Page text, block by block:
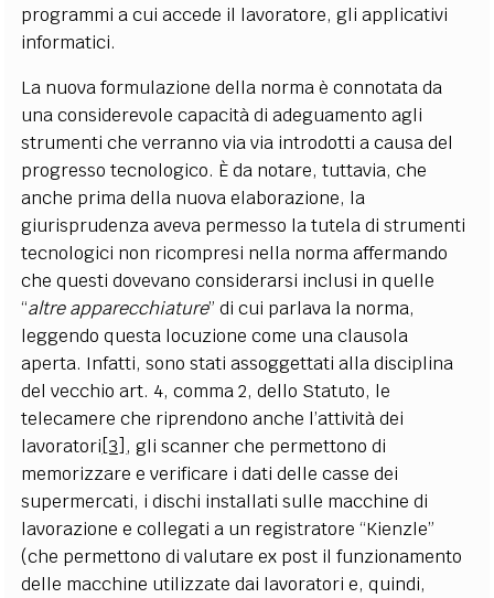
programmi a cui accede il lavoratore, gli applicativi
informatici.
La nuova formulazione della norma è connotata da
una considerevole capacità di adeguamento agli
strumenti che verranno via via introdotti a causa del
progresso tecnologico. È da notare, tuttavia, che
anche prima della nuova elaborazione, la
giurisprudenza aveva permesso la tutela di strumenti
tecnologici non ricompresi nella norma affermando
che questi dovevano considerarsi inclusi in quelle
“altre apparecchiature” di cui parlava la norma,
leggendo questa locuzione come una clausola
aperta. Infatti, sono stati assoggettati alla disciplina
del vecchio art. 4, comma 2, dello Statuto, le
telecamere che riprendono anche l’attività dei
lavoratori[3] , gli scanner che permettono di
memorizzare e verificare i dati delle casse dei
supermercati, i dischi installati sulle macchine di
lavorazione e collegati a un registratore “Kienzle”
(che permettono di valutare ex post il funzionamento
delle macchine utilizzate dai lavoratori e, quindi,